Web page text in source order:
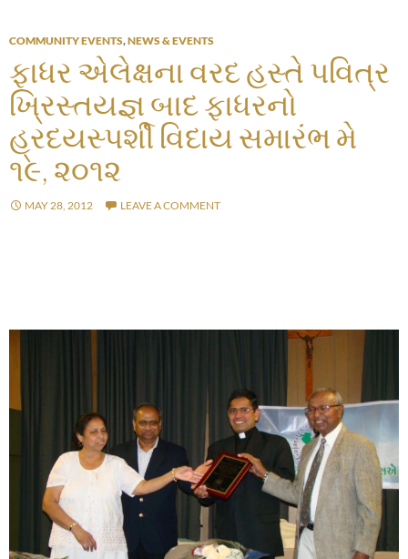
COMMUNITY EVENTS,NEWS & EVENTS
ફાધર એલેક્ષના વરદ હસ્તે પવિત્ર
ખ્રિસ્તયજ્ઞ બાદ ફાધરનો
હ્રદયસ્પર્શી વિદાય સમારંભ મે
૧૯, ૨૦૧૨
MAY 28, 2012 LEAVE A COMMENT